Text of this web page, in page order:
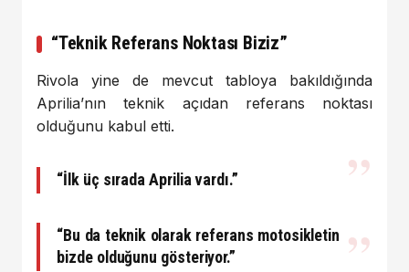
“Teknik Referans Noktası Biziz”
Rivola yine de mevcut tabloya bakıldığında
Aprilia’nın teknik açıdan referans noktası
olduğunu kabul etti.
“İlk üç sırada Aprilia vardı.”
“Bu da teknik olarak referans motosikletin
bizde olduğunu gösteriyor.”